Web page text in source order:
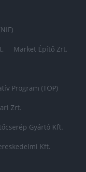
Market Építő Zrt.
Program (TOP)
Zrt.
Gyártó Kft.
Kft.